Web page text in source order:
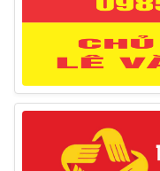
huyện (Từ ngày 10/3/
Thông báo tổ
hiện biện pháp khắc
17/06/
Thông báo
tháng 6/2025 của